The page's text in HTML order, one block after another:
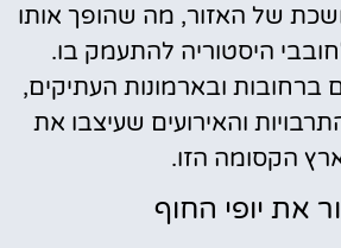
של האזור, מה שהופך אותו
היסטוריה להתעמק בו.
ובארמונות העתיקים,
והאירועים שעיצבו את
הקסומה הזו.
את יופי החוף